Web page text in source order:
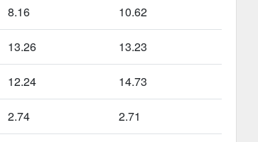
8.16 10.62
13.26 13.23
12.24 14.73
2.74 2.71